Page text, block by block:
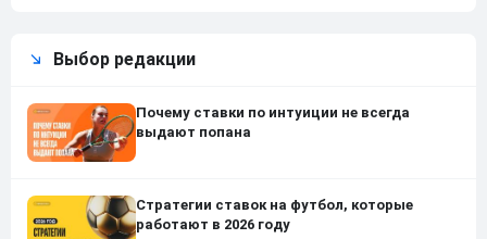
Выбор редакции
Почему ставки по интуиции не всегда
выдают попана
Стратегии ставок на футбол, которые
работают в 2026 году